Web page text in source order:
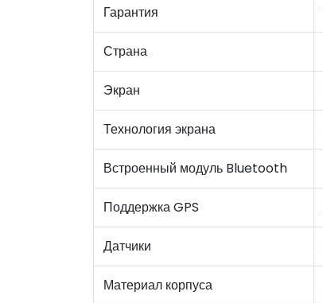
Гарантия
Страна
Экран
Технология экрана
Встроенный модуль Bluetooth
Поддержка GPS
Датчики
Материал корпуса